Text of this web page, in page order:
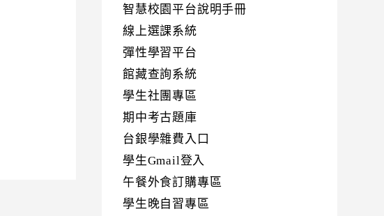
智慧校園平台說明手冊
線上選課系統
彈性學習平台
館藏查詢系統
學生社團專區
期中考古題庫
台銀學雜費入口
學生Gmail登入
午餐外食訂購專區
學生晚自習專區